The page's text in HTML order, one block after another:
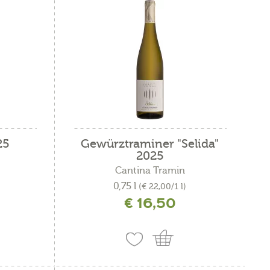
Gewürztraminer "Selida"
2025
Cantina Tramin
0,75 l (€ 22,00/1 l)
incl. IVA più costi di spedizione
€ 16,50